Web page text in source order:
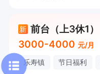
新 前台（上3休1）
3000-4000 元/月
乐寿镇 节日福利